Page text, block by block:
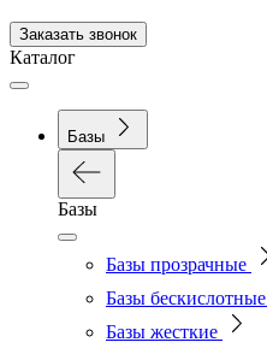
Заказать звонок
Каталог
Базы
Базы
Базы прозрачные
Базы бескислотные
Базы жесткие